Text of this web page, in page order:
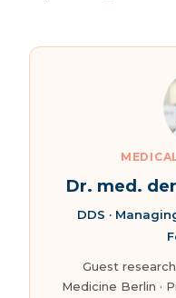
Dr. med.
DDS ·
Guest
Medicine Berlin ·